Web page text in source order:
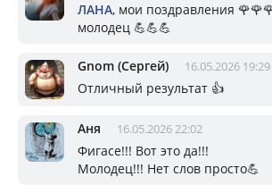
ЛАНА, мои поздравления
молодец 💪💪💪
Gnom (Сергей) 16.05.2026 19:29
Отличный результат 👍
Аня 16.05.2026 22:02
Фигасе!!! Вот это да!!!
Молодец!!! Нет слов просто💪